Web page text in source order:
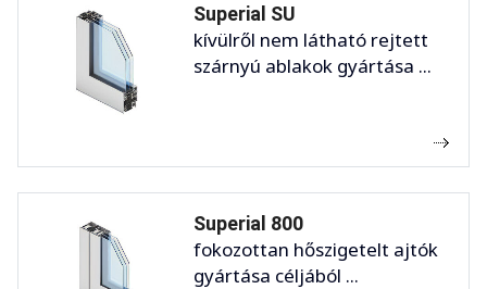
Superial SU
kívülről nem látható rejtett
szárnyú ablakok gyártása ...
Superial 800
fokozottan hőszigetelt ajtók
gyártása céljából ...